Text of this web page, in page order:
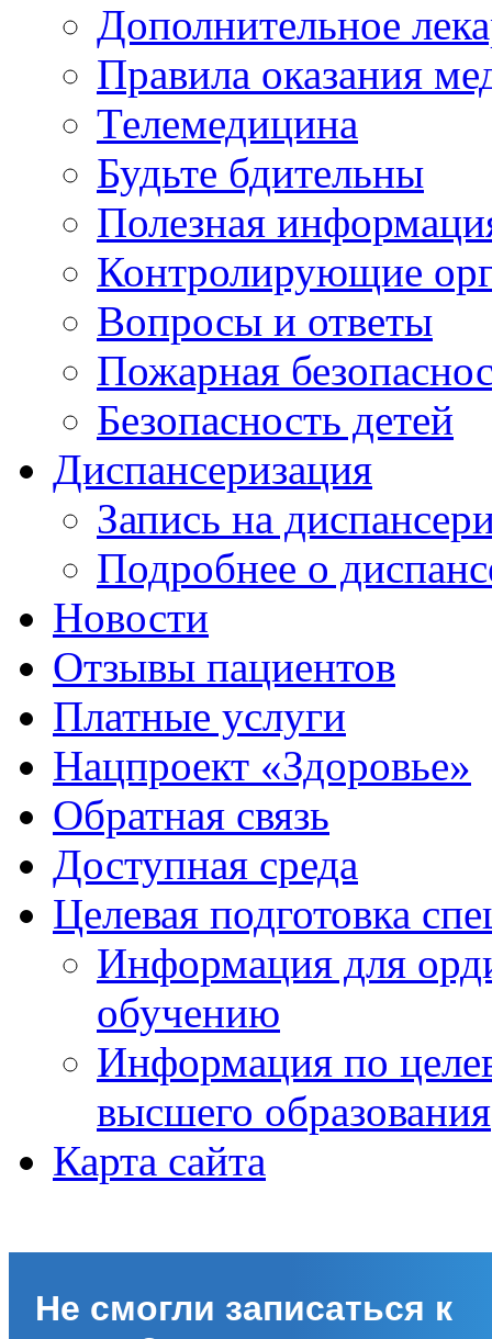
Дополнительное
Правила оказания
Телемедицина
Будьте бдительны
Полезная
Контролирующие
Вопросы и ответы
Пожарная
Безопасность детей
Диспансеризация
Запись на
Подробнее о
Новости
Отзывы пациентов
Платные услуги
Нацпроект «Здоровье»
Обратная связь
Доступная среда
Целевая подготовка
Информация для
обучению
Информация по
высшего образования
Карта сайта
Не смогли записаться к